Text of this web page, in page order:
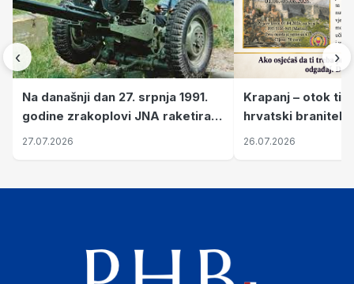
‹
Na današnji dan 27. srpnja 1991.
godine zrakoplovi JNA raketirali
su vojarnu i obučni centar "Nikola
27.07.2026
Krapanj – otok
hrvatski branitelji
pronalaze mir
26.07.2026
›